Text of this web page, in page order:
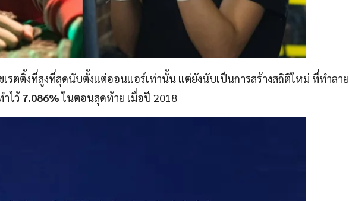
เรตติ้งที่สูงที่สุดนับตั้งแต่ออนแอร์เท่านั้น แต่ยังนับเป็นการสร้างสถิติใหม่ ที่ทำลาย
ำไว้ 7.086%ในตอนสุดท้าย เมื่อปี 2018